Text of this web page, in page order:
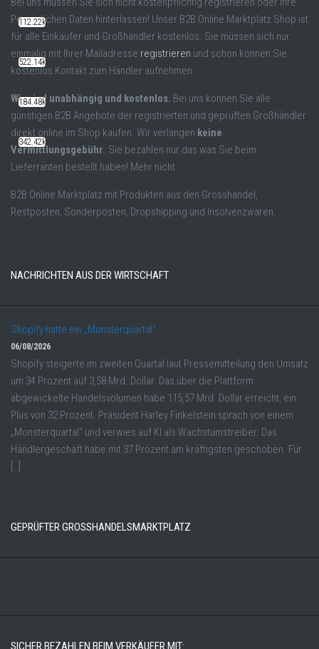
Persönlichen Daten hinterlassen! Unser B2B Online Marktplatz Shop ist
für alle Einkäufer und Großhändler kostenlos. Sie müssen sich nur
einmalig mit Ihrer Mailadresse registrieren und schon können Sie
kostenlos Kontakt zum Händler aufnehmen.
Wir sind unabhängig und kostenlos. Bei uns können Sie alle
günstigen B2B Angebote der registrierten und geprüften Großhändler
direkt online im Shop kaufen. Wir verlangen keine
Vermittlungsgebühr. Sie bezahlen nur das was Sie beim
Lieferranten bestellt haben! Mehr nicht.
B2B Online Marktplatz mit Produkten aus den Grosshandel,
Restposten, Sonderposten, Dropshipping und Insolvenzwaren.
NACHRICHTEN AUS DER WIRTSCHAFT
Shopify hatte ein „Monsterquartal“
06/08/2026
Shopify steigerte im zweiten Quartal laut Pressemitteilung den Umsatz
um 34 Prozent auf 3,58 Mrd. Dollar. Das über die Plattform
abgewickelte Handelsvolumen habe 115,57 Mrd. Dollar erreicht, ein
Plus von 32 Prozent. Präsident Harley Finkelstein sprach von einem
„Monsterquartal“ und verwies auf KI als Wachstumstreiber. Das
Händlergeschäft habe mit 37 Prozent am kräftigsten geschoben. Für
[…]
GEPRÜFTER GROSSHANDELSMARKTPLATZ
SICHER BEZAHLEN BEIM VERKÄUFER MIT:
112.22k
522.14k
184.48k
342.42k